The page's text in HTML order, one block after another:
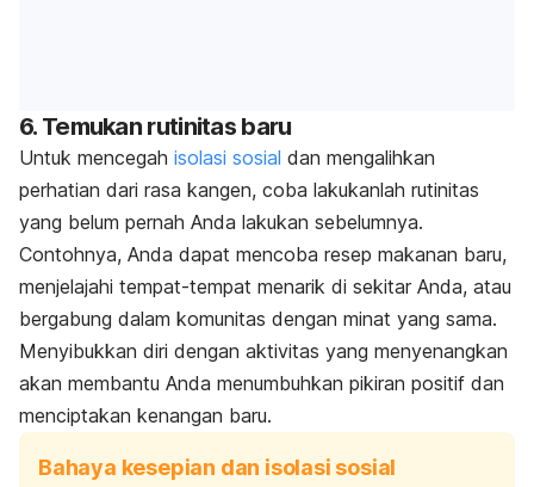
6. Temukan rutinitas baru
Untuk mencegah isolasi sosial dan mengalihkan
perhatian dari rasa kangen, coba lakukanlah rutinitas
yang belum pernah Anda lakukan sebelumnya.
Contohnya, Anda dapat mencoba resep makanan baru,
menjelajahi tempat-tempat menarik di sekitar Anda, atau
bergabung dalam komunitas dengan minat yang sama.
Menyibukkan diri dengan aktivitas yang menyenangkan
akan membantu Anda menumbuhkan pikiran positif dan
menciptakan kenangan baru.
Bahaya kesepian dan isolasi sosial